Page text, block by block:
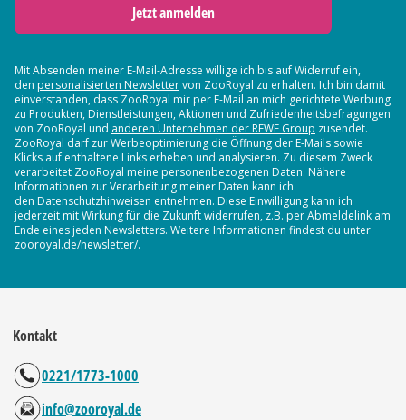
Jetzt anmelden
Mit Absenden meiner E-Mail-Adresse willige ich bis auf Widerruf ein,
den personalisierten Newslettervon ZooRoyal zu erhalten. Ich bin damit
einverstanden, dass ZooRoyal mir per E-Mail an mich gerichtete Werbung
zu Produkten, Dienstleistungen, Aktionen und Zufriedenheitsbefragungen
von ZooRoyal und anderen Unternehmen der REWE Group zusendet.
ZooRoyal darf zur Werbeoptimierung die Öffnung der E-Mails sowie
Klicks auf enthaltene Links erheben und analysieren. Zu diesem Zweck
verarbeitet ZooRoyal meine personenbezogenen Daten. Nähere
Informationen zur Verarbeitung meiner Daten kann ich
den Datenschutzhinweisen entnehmen. Diese Einwilligung kann ich
jederzeit mit Wirkung für die Zukunft widerrufen, z.B. per Abmeldelink am
Ende eines jeden Newsletters. Weitere Informationen findest du unter
zooroyal.de/newsletter/.
Kontakt
0221/1773-1000
info@zooroyal.de